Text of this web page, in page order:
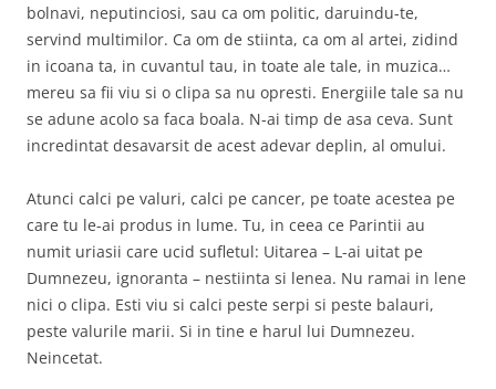
bolnavi, neputinciosi, sau ca om politic, daruindu-te,
servind multimilor. Ca om de stiinta, ca om al artei, zidind
in icoana ta, in cuvantul tau, in toate ale tale, in muzica…
mereu sa fii viu si o clipa sa nu opresti. Energiile tale sa nu
se adune acolo sa faca boala. N-ai timp de asa ceva. Sunt
incredintat desavarsit de acest adevar deplin, al omului.
Atunci calci pe valuri, calci pe cancer, pe toate acestea pe
care tu le-ai produs in lume. Tu, in ceea ce Parintii au
numit uriasii care ucid sufletul: Uitarea – L-ai uitat pe
Dumnezeu, ignoranta – nestiinta si lenea. Nu ramai in lene
nici o clipa. Esti viu si calci peste serpi si peste balauri,
peste valurile marii. Si in tine e harul lui Dumnezeu.
Neincetat.